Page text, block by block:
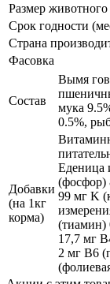
Размер животного
Срок годности
Страна
Фасовка
Состав
Вымя
мука
0.5%,
Добавки
(на 1кг
корма)
Еденица
(фосфор)
99 мг K
(тиамин)
17,7 мг
2 мг В6